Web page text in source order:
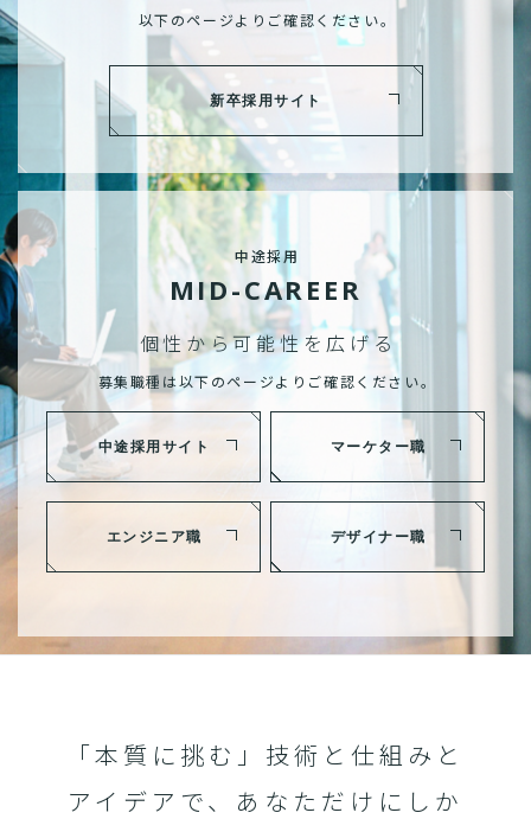
以下のページよりご確認ください。
新卒採用サイト
中途採用
MID-CAREER
個性から可能性を広げる
募集職種は以下のページよりご確認ください。
中途採用サイト マーケター職
エンジニア職 デザイナー職
「本質に挑む」技術と仕組みと
アイデアで、あなただけにしか